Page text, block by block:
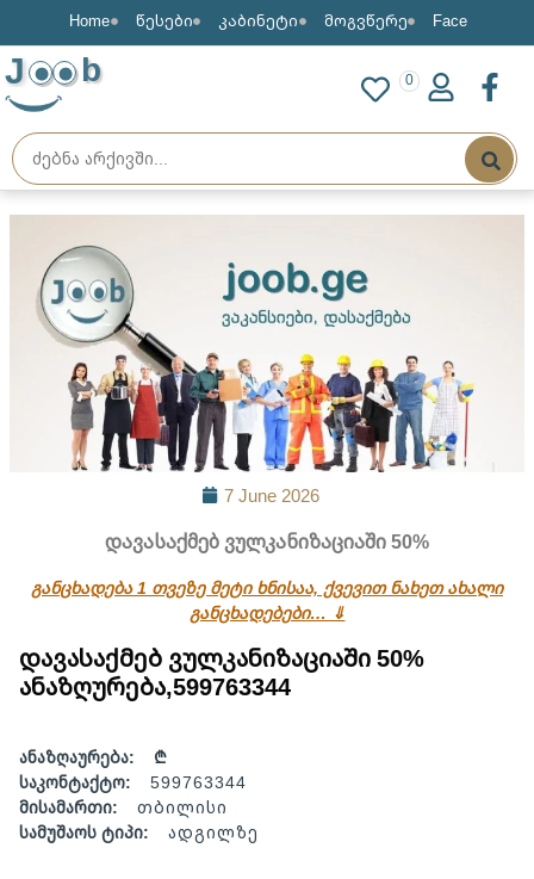
Home წესები კაბინეტი მოგვწერე Face
J b 0
7 June 2026
დავასაქმებ ვულკანიზაციაში 50%
განცხადება 1 თვეზე მეტი ხნისაა, ქვევით ნახეთ ახალი
განცხადებები… ⇓
დავასაქმებ ვულკანიზაციაში 50%
ანაზღურება,599763344
ანაზღაურება:
₾
საკონტაქტო:
599763344
მისამართი:
თბილისი
სამუშაოს ტიპი:
ადგილზე